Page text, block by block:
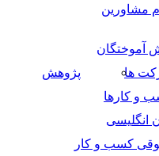
مشاورین
آموختگان
ها
پژوهش
و کارها
انگلیسی
کسب و کار